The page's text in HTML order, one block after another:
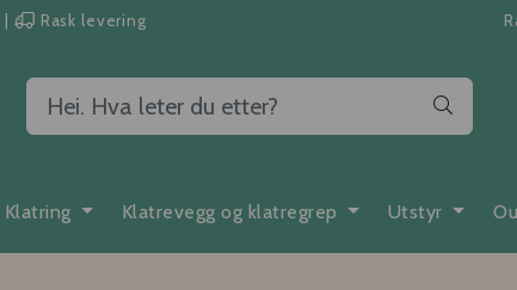
| Rask levering
Klatring Klatrevegg og klatregrep Utstyr